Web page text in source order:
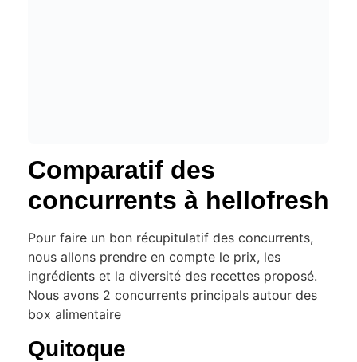
Comparatif des
concurrents à hellofresh
Pour faire un bon récupitulatif des concurrents,
nous allons prendre en compte le prix, les
ingrédients et la diversité des recettes proposé.
Nous avons 2 concurrents principals autour des
box alimentaire
Quitoque